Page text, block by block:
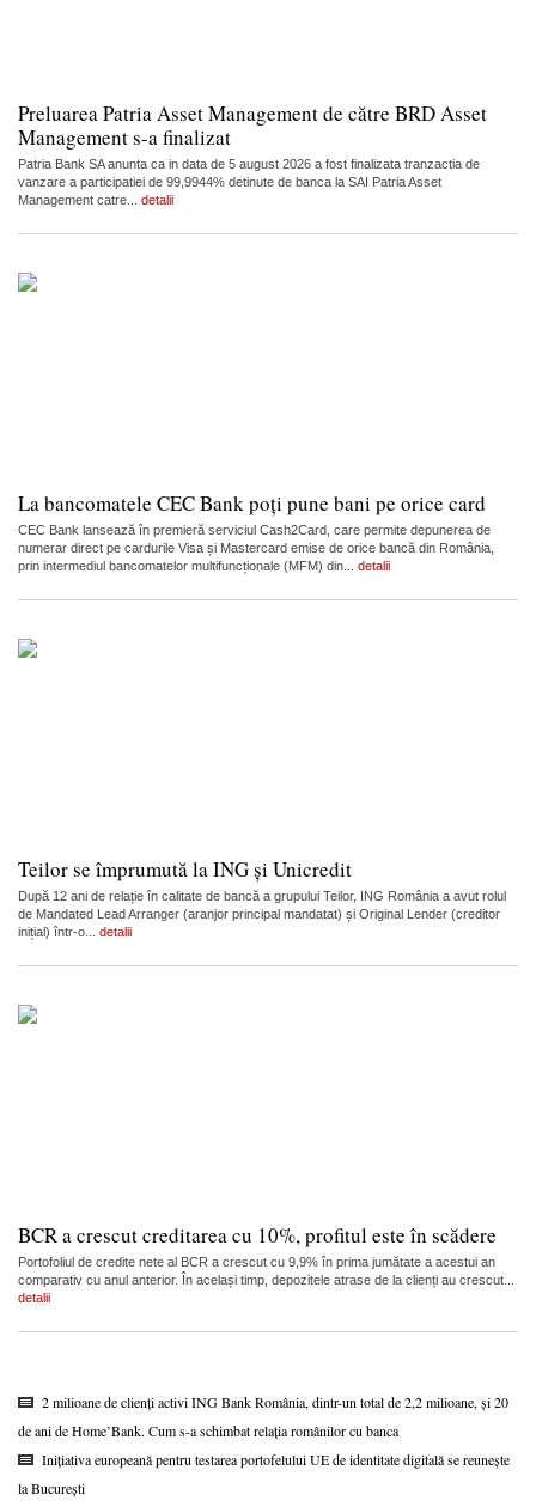
Preluarea Patria Asset Management de către BRD Asset
Management s-a finalizat
Patria Bank SA anunta ca in data de 5 august 2026 a fost finalizata tranzactia de
vanzare a participatiei de 99,9944% detinute de banca la SAI Patria Asset
Management catre... detalii
La bancomatele CEC Bank poți pune bani pe orice card
CEC Bank lansează în premieră serviciul Cash2Card, care permite depunerea de
numerar direct pe cardurile Visa și Mastercard emise de orice bancă din România,
prin intermediul bancomatelor multifuncționale (MFM) din... detalii
Teilor se împrumută la ING și Unicredit
După 12 ani de relație în calitate de bancă a grupului Teilor, ING România a avut rolul
de Mandated Lead Arranger (aranjor principal mandatat) și Original Lender (creditor
inițial) într-o... detalii
BCR a crescut creditarea cu 10%, profitul este în scădere
Portofoliul de credite nete al BCR a crescut cu 9,9% în prima jumătate a acestui an
comparativ cu anul anterior. În același timp, depozitele atrase de la clienți au crescut...
detalii
2 milioane de clienți activi ING Bank România, dintr-un total de 2,2 milioane, și 20
de ani de Home’Bank. Cum s-a schimbat relația românilor cu banca
Inițiativa europeană pentru testarea portofelului UE de identitate digitală se reunește
la București